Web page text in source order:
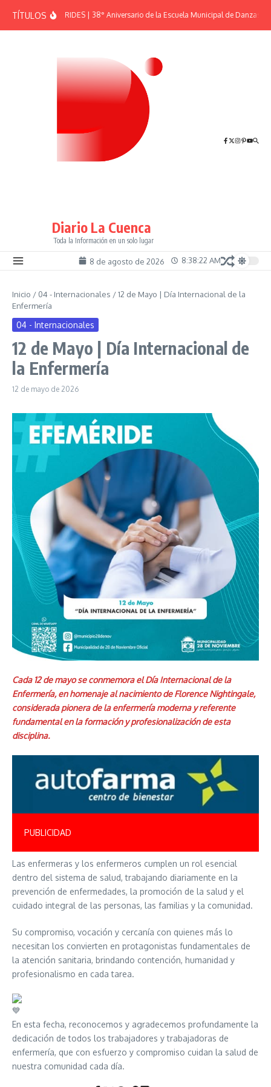
TÍTULOSEFEMÉRIDES | 38° Aniversario de la Escuela Municipal de Danzas “El
Diario La Cuenca
Toda la Información en un solo lugar
8 de agosto de 2026 8:38:23 AM
Inicio / 04 - Internacionales /12 de Mayo | Día Internacional de la
Enfermería
04 - Internacionales
12 de Mayo | Día Internacional de
la Enfermería
12 de mayo de 2026
Cada 12 de mayo se conmemora el Día Internacional de la
Enfermería, en homenaje al nacimiento de Florence Nightingale,
considerada pionera de la enfermería moderna y referente
fundamental en la formación y profesionalización de esta
disciplina.
PUBLICIDAD
Las enfermeras y los enfermeros cumplen un rol esencial
dentro del sistema de salud, trabajando diariamente en la
prevención de enfermedades, la promoción de la salud y el
cuidado integral de las personas, las familias y la comunidad.
Su compromiso, vocación y cercanía con quienes más lo
necesitan los convierten en protagonistas fundamentales de
la atención sanitaria, brindando contención, humanidad y
profesionalismo en cada tarea.
En esta fecha, reconocemos y agradecemos profundamente la
dedicación de todos los trabajadores y trabajadoras de
enfermería, que con esfuerzo y compromiso cuidan la salud de
nuestra comunidad cada día.